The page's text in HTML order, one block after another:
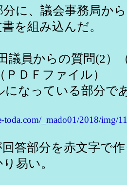
に、議会事務局か
を組み込んだ。
議員からの質問(2）
ＰＤＦファイル）
になっている部分で
toda.com/_mado01/2018/img/
答部分を赤文字で
易い。